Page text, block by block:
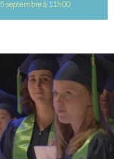
5 septembre à 11h00